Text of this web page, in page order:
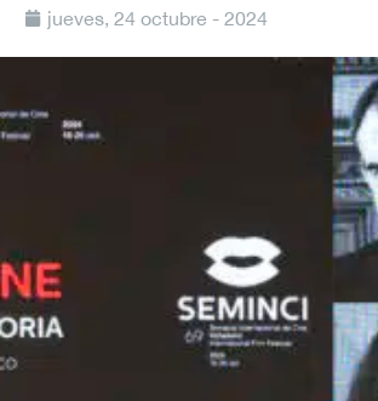
jueves, 24 octubre - 2024